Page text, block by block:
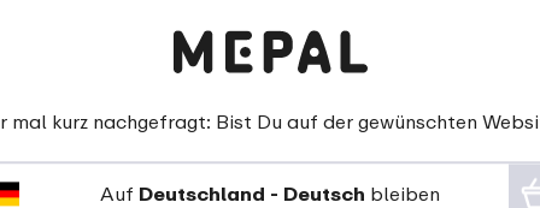
mal kurz nachgefragt: Bist Du auf der gewünschten
Auf Deutschland - Deutsch bleiben